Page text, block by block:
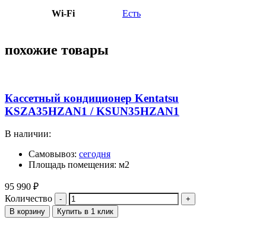
Wi-Fi Есть
похожие товары
Кассетный кондиционер Kentatsu
KSZA35HZAN1 / KSUN35HZAN1
В наличии:
Самовывоз: сегодня
Площадь помещения: м2
95 990 ₽
Количество
В корзину Купить в 1 клик